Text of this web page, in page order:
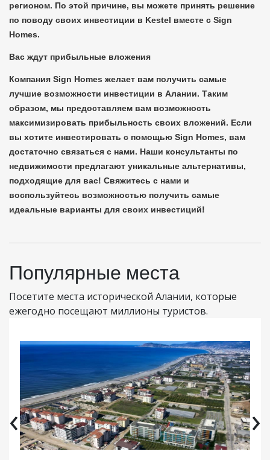
регионом. По этой причине, вы можете принять решение
по поводу своих инвестиции в Kestel вместе с Sign
Homes.
Вас ждут прибыльные вложения
Компания Sign Homes желает вам получить самые
лучшие возможности инвестиции в Алании. Таким
образом, мы предоставляем вам возможность
максимизировать прибыльность своих вложений. Если
вы хотите инвестировать с помощью Sign Homes, вам
достаточно связаться с нами. Наши консультанты по
недвижимости предлагают уникальные альтернативы,
подходящие для вас! Свяжитесь с нами и
воспользуйтесь возможностью получить самые
идеальные варианты для своих инвестиций!
Популярные места
Посетите места исторической Алании, которые
ежегодно посещают миллионы туристов.
‹ ›